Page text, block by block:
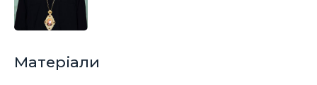
Матеріали